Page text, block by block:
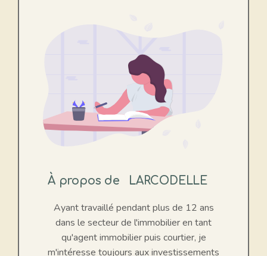
À propos de LARCODELLE
Ayant travaillé pendant plus de 12 ans
dans le secteur de l'immobilier en tant
qu'agent immobilier puis courtier, je
m'intéresse toujours aux investissements